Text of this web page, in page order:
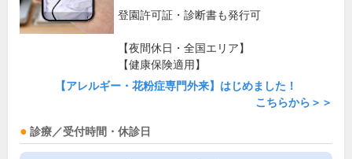
登園許可証・診断書も発行可
【夜間休日・全国エリア】
【健康保険適用】
【アレルギー・花粉症専門外来】はじめました！
こちらから＞＞
診療／受付時間・休診日